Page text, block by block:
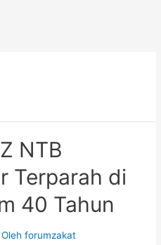
NTB
Terparah di
40 Tahun
Olehforumzakat